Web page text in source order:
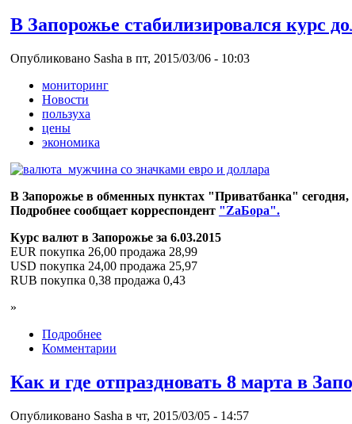
В Запорожье стабилизировался курс
Опубликовано Sasha в пт, 2015/03/06 - 10:03
мониторинг
Новости
пользуха
цены
экономика
В Запорожье в обменных пунктах "Приватбанка" сегодня,
Подробнее сообщает корреспондент "ZaБора".
Курс валют в Запорожье за 6.03.2015
EUR покупка 26,00 продажа 28,99
USD покупка 24,00 продажа 25,97
RUB покупка 0,38 продажа 0,43
»
Подробнее
Комментарии
Как и где отпраздновать 8 марта в
Опубликовано Sasha в чт, 2015/03/05 - 14:57